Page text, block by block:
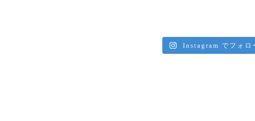
Instagram でフォロ